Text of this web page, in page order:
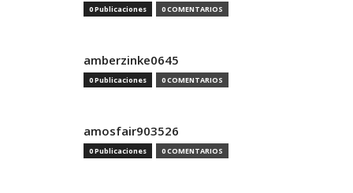
0 Publicaciones 0 COMENTARIOS
amberzinke0645
0 Publicaciones 0 COMENTARIOS
amosfair903526
0 Publicaciones 0 COMENTARIOS